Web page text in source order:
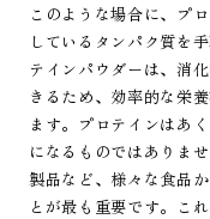
このような場合に、プ
しているタンパク質を
テインパウダーは、消
きるため、効率的な栄
ます。プロテインはあ
になるものではありま
製品など、様々な食品
とが最も重要です。こ